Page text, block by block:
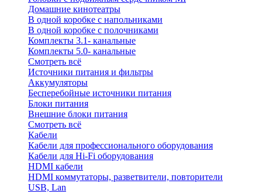
Домашние кинотеатры
В одной коробке с напольниками
В одной коробке с полочниками
Комплекты 3.1- канальные
Комплекты 5.0- канальные
Смотреть всё
Источники питания и фильтры
Аккумуляторы
Бесперебойные источники питания
Блоки питания
Внешние блоки питания
Смотреть всё
Кабели
Кабели для профессионального оборудования
Кабели для Hi-Fi оборудования
HDMI кабели
HDMI коммутаторы, разветвители, повторители
USB, Lan